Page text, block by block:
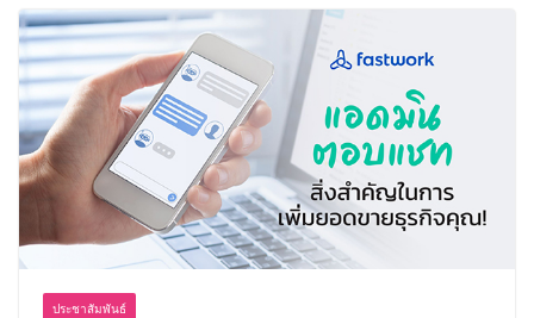
ได้เตรียมนักเรียนเพียงเพื่อก้าวเข้าสู่
มหาวิทยาลัยเท่านั้น แต่ยังเตรียมพวก
เขาให้พร้อมเป็นผู้กำหนดอนาคต”
8.8 “ซูเลียน” รวมพลังนักธุรกิจทั่ว
ประเทศ จัดประชุมใหญ่แห่งปี พบ CEO
“ดร.ปิยะวัฒน์” ถ่ายทอดวิสัยทัศน์ธุรกิจ
พร้อมฟรีคอนเสิร์ต “โชค รถแห่” ยกวง
ประชาสัมพันธ์